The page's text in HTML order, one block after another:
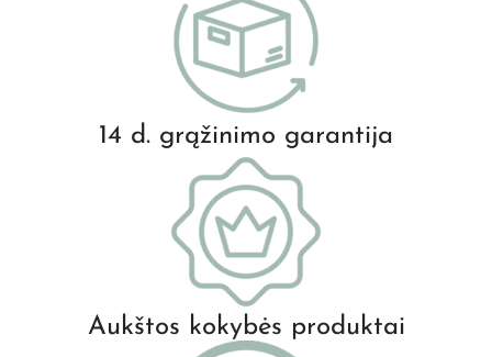
14 d. grąžinimo garantija
Aukštos kokybės produktai